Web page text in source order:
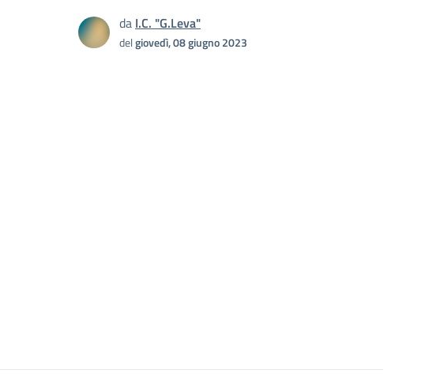
da I.C. "G.Leva"
delgiovedì, 08 giugno 2023